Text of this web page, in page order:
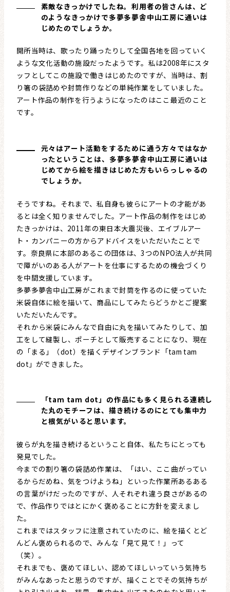
素敵なきっかけでしたね。利用者の皆さんは、ど
のようなきっかけで多夢多夢舎中山工房に通いは
じめたのでしょうか。
開所当時は、歌ったり踊ったりして全国各地を回っていく
ような文化活動の施設だったようです。私は2008年にスタ
ッフとしてこの施設で働きはじめたのですが、当時は、割
り箸の袋詰めや封筒作りなどの単純作業をしていました。
アート作品の制作を行うようになったのはここ最近のこと
です。
元々はアート活動をするために通う方々ではなか
ったということは、多夢多夢舎中山工房に通いは
じめてから絵を描きはじめた方もいらっしゃるの
でしょうか。
そうですね。それまで、私自身も彼らにアートの才能があ
るとは全く知りませんでした。アート作品の制作をはじめ
たきっかけは、2011年の東日本大震災後、エイブルアー
ト・カンパニーの方からアドバイスをいただいたことで
す。奈良県に本部のあるこの団体は、3つのNPO法人が共同
で障がいのある人がアートを仕事にするための機会づくり
を中間支援しています。
多夢多夢舎中山工房がこれまで封筒を作るのに使っていた
米袋自体に絵を描いて、商品にしてみたらどうかとご提案
いただいたんです。
それから米袋にみんなで自由に丸を描いてみたりして、加
工をして縫製し、ポーチとして販売することになり、現在
の「まる」（dot）を描くデザインブランド「tam tam
dot」ができました。
「tam tam dot」の作品にも多く見られる連続し
た丸のモチーフは、描き続けるのにとても集中力
と根気がいると思います。
彼らが丸を描き続けるということ自体、私たちにとっても
発見でした。
今までの割り箸の袋詰め作業は、「はい、ここ曲がってい
るからだめね、気をつけようね」といった作業所あるある
の言葉がけだったのですが、人それぞれ違う良さがあるの
で、作品作りではとにかく褒めることに方針を変えまし
た。
これまではスタッフに注意されていたのに、絵を描くとど
んどん褒められるので、みんな「見て見て！」って
（笑）。
それまでも、褒めてほしい、認めてほしいっていう気持ち
がみんなあったと思うのですが、描くことでその気持ちが